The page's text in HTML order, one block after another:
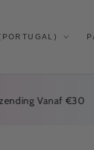
Vanaf €30